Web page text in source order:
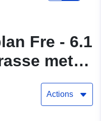
Fre - 6.1
met
Actions